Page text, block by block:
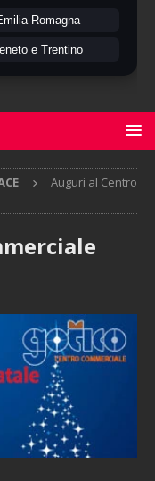
Romagna
e Trentino
Auguri al Centro